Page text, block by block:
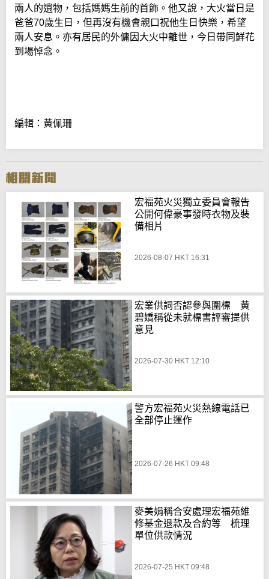
兩人的遺物，包括媽媽生前的首飾。他又說，大火當日是
爸爸70歲生日，但再沒有機會親口祝他生日快樂，希望
兩人安息。亦有居民的外傭因大火中離世，今日帶同鮮花
到場悼念。
編輯：黃佩珊
宏福苑火災獨立委員會報告
公開何偉豪事發時衣物及裝
備相片
2026-08-07 HKT 16:31
宏業供詞否認參與圍標 黃
碧嬌稱從未就標書評審提供
意見
2026-07-30 HKT 12:10
警方宏福苑火災熱線電話已
全部停止運作
2026-07-26 HKT 09:48
麥美娟稱合安處理宏福苑維
修基金退款及合約等 梳理
單位供款情況
2026-07-25 HKT 09:48